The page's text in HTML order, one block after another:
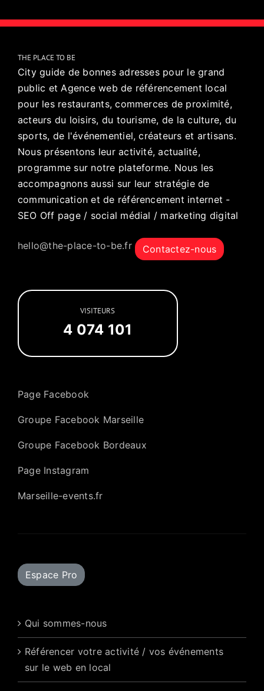
THE PLACE TO BE
City guide de bonnes adresses pour le grand
public et Agence web de référencement local
pour les restaurants, commerces de proximité,
acteurs du loisirs, du tourisme, de la culture, du
sports, de l'événementiel, créateurs et artisans.
Nous présentons leur activité, actualité,
programme sur notre plateforme. Nous les
accompagnons aussi sur leur stratégie de
communication et de référencement internet -
SEO Off page / social médial / marketing digital
hello@the-place-to-be.fr Contactez-nous
VISITEURS
4 074 101
Page Facebook
Groupe Facebook Marseille
Groupe Facebook Bordeaux
Page Instagram
Marseille-events.fr
Espace Pro
Qui sommes-nous
Référencer votre activité / vos événements
sur le web en local